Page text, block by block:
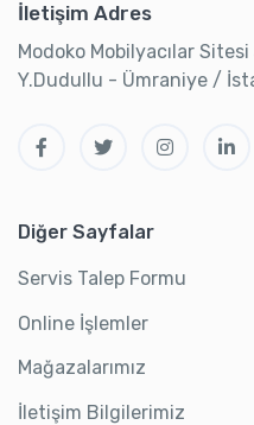
İletişim Adres
Modoko Mobilyacılar
Y.Dudullu - Ümraniye /
Diğer Sayfalar
Servis Talep Formu
Online İşlemler
Mağazalarımız
İletişim Bilgilerimiz